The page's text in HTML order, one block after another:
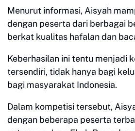
Menurut informasi, Aisyah
dengan peserta dari berbagai
berkat kualitas hafalan dan
Keberhasilan ini tentu menjadi
tersendiri, tidak hanya bagi
bagi masyarakat Indonesia.
Dalam kompetisi tersebut,
dengan beberapa peserta